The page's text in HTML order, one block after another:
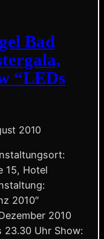
Bad
“LEDs
2010
15, Hotel
2010″
2010
Uhr Show: